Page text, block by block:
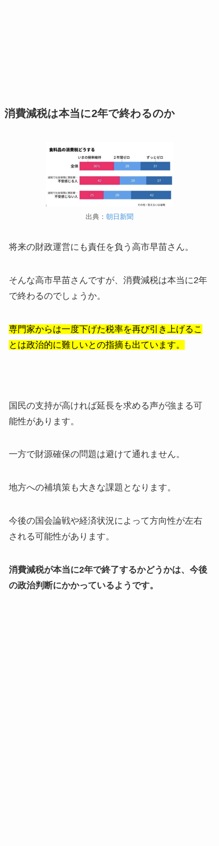
消費減税は本当に2年で終わるのか
出典： 朝日新聞
将来の財政運営にも責任を負う高市早苗さん。
そんな高市早苗さんですが、消費減税は本当に2年
で終わるのでしょうか。
専門家からは一度下げた税率を再び引き上げるこ
とは政治的に難しいとの指摘も出ています。
国民の支持が高ければ延長を求める声が強まる可
能性があります。
一方で財源確保の問題は避けて通れません。
地方への補填策も大きな課題となります。
今後の国会論戦や経済状況によって方向性が左右
される可能性があります。
消費減税が本当に2年で終了するかどうかは、今後
の政治判断にかかっているようです。